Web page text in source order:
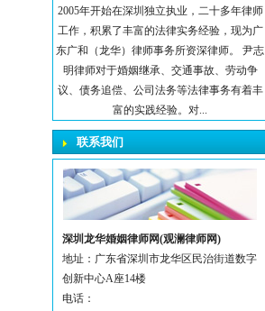
2005年开始在深圳独立执业，二十多年律师
工作，积累了丰富的法律实务经验，现为广
东广和（龙华）律师事务所资深律师。 尹志
明律师对于婚姻继承、交通事故、劳动争
议、债务追偿、公司法务等法律事务有着丰
富的实践经验。对...
联系我们
深圳龙华婚姻律师网(观澜律师网)
地址：广东省深圳市龙华区民治街道数字
创新中心A座14楼
电话：